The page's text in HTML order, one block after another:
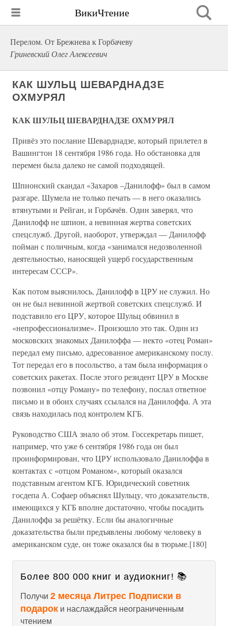
ВикиЧтение
Перелом. От Брежнева к Горбачеву
Гриневский Олег Алексеевич
КАК ШУЛЬЦ ШЕВАРДНАДЗЕ
ОХМУРЯЛ
КАК ШУЛЬЦ ШЕВАРДНАДЗЕ ОХМУРЯЛ
Привёз это послание Шеварднадзе, который прилетел в
Вашингтон 18 сентября 1986 года. Но обстановка для
перемен была далеко не самой подходящей.
Шпионский скандал «Захаров –Данилофф» был в самом
разгаре. Шумела не только печать — в него оказались
втянутыми и Рейган, и Горбачёв. Один заверял, что
Данилофф не шпион, а невинная жертва советских
спецслужб. Другой, наоборот, утверждал — Данилофф
пойман с поличным, когда «занимался недозволенной
деятельностью, наносящей ущерб государственным
интересам СССР».
Как потом выяснилось, Данилофф в ЦРУ не служил. Но
он не был невинной жертвой советских спецслужб. И
подставило его ЦРУ, которое Шульц обвинил в
«непрофессионализме». Произошло это так. Один из
московских знакомых Данилоффа — некто «отец Роман»
передал ему письмо, адресованное американскому послу.
Тот передал его в посольство, а там была информация о
советских ракетах. После этого резидент ЦРУ в Москве
позвонил «отцу Роману» по телефону, послал ответное
письмо и в обоих случаях ссылался на Данилоффа. А эта
связь находилась под контролем КГБ.
Руководство США знало об этом. Госсекретарь пишет,
например, что уже 6 сентября 1986 года он был
проинформирован, что ЦРУ использовало Данилоффа в
контактах с «отцом Романом», который оказался
подставным агентом КГБ. Юридический советник
госдепа А. Софаер объяснял Шульцу, что доказательств,
имеющихся у КГБ вполне достаточно, чтобы посадить
Данилоффа за решётку. Если бы аналогичные
доказательства были предъявлены любому человеку в
американском суде, он тоже оказался бы в тюрьме.[180]
Более 800 000 книг и аудиокниг! 📚
Получи 2 месяца Литрес Подписки в
подарок и наслаждайся неограниченным
чтением